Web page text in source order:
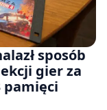
sposób
gier za
pamięci